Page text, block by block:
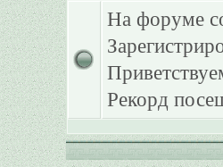
На форуме
Рекорд